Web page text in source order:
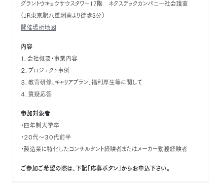
グラントウキョウサウスタワー17階 ネクステックカンパニー社会議室
（JR東京駅八重洲南より徒歩3分）
開催場所地図
内容
１．会社概要・事業内容
２．プロジェクト事例
３．教育研修、キャリアプラン、福利厚生等に関して
４．質疑応答
参加対象者
・四年制大学卒
・２０代～３０代前半
・製造業に特化したコンサルタント経験者またはメーカー勤務経験者
ご参加ご希望の際は、下記「応募ボタン」からお申込下さい。